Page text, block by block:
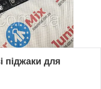
піджаки для